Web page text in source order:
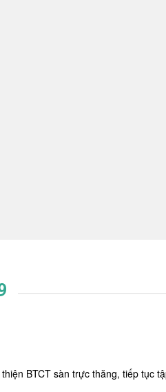
BTCT sàn trực thăng, tiếp tục